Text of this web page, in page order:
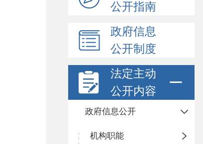
公开指南
政府信息
公开制度
法定主动
公开内容
政府信息公开
机构职能